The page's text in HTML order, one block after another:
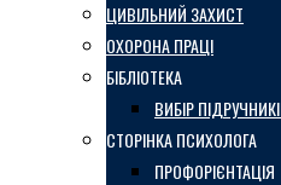
ЦИВІЛЬНИЙ ЗАХИСТ
ОХОРОНА ПРАЦІ
БІБЛІОТЕКА
ВИБІР
СТОРІНКА ПСИХОЛОГА
ПРОФОРІЄНТАЦІЯ